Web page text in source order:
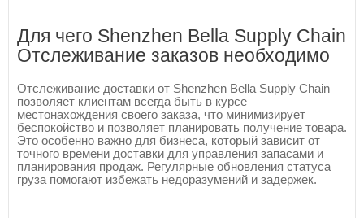
Для чего Shenzhen Bella Supply Chain
Отслеживание заказов необходимо
Отслеживание доставки от Shenzhen Bella Supply Chain
позволяет клиентам всегда быть в курсе
местонахождения своего заказа, что минимизирует
беспокойство и позволяет планировать получение товара.
Это особенно важно для бизнеса, который зависит от
точного времени доставки для управления запасами и
планирования продаж. Регулярные обновления статуса
груза помогают избежать недоразумений и задержек.